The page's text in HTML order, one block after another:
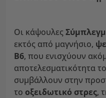
Οι κάψουλες
εκτός από μαγνήσιο,
Β6, που ενισχύουν
αποτελεσματικότητα
συμβάλλουν στην
το οξειδωτικό στρες,